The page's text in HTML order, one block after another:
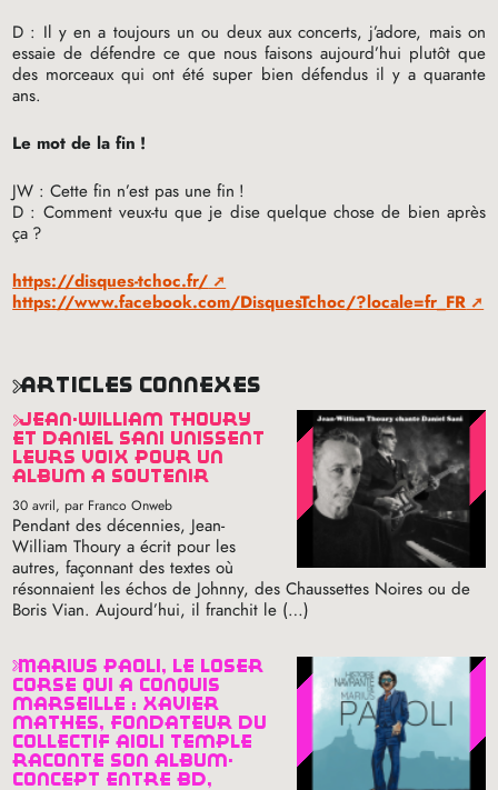
D : Il y en a toujours un ou deux aux concerts, j’adore, mais on
essaie de défendre ce que nous faisons aujourd’hui plutôt que
des morceaux qui ont été super bien défendus il y a quarante
ans.
Le mot de la fin !
JW : Cette fin n’est pas une fin !
D : Comment veux-tu que je dise quelque chose de bien après
ça ?
https://disques-tchoc.fr/
https://www.facebook.com/DisquesTchoc/?locale=fr_FR
articles connexes
jean-william thoury
et daniel sani unissent
leurs voix pour un
album à soutenir
30 avril, par Franco Onweb
Pendant des décennies, Jean-
William Thoury a écrit pour les
autres, façonnant des textes où
résonnaient les échos de Johnny, des Chaussettes Noires ou de
Boris Vian. Aujourd’hui, il franchit le (…)
marius paoli, le loser
corse qui a conquis
marseille : xavier
mathès, fondateur du
collectif aïoli temple
raconte son album-
concept entre bd,